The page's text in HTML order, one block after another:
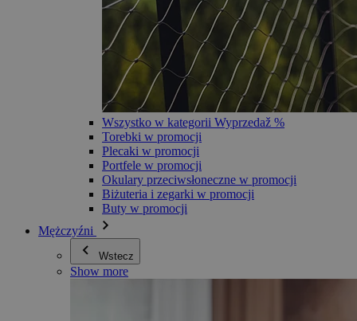
Wszystko w kategorii Wyprzedaž %
Torebki w promocji
Plecaki w promocji
Portfele w promocji
Okulary przeciwsłoneczne w promocji
Biżuteria i zegarki w promocji
Buty w promocji
Mężczyźni
Wstecz
Show more